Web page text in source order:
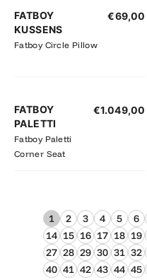
FATBOY
KUSSENS
Fatboy Circle Pillow
€69,00
FATBOY
PALETTI
Fatboy Paletti
Corner Seat
€1.049,00
1 2 3 4 5 6
14 15 16 17 18 19
27 28 29 30 31 32
40 41 42 43 44 45